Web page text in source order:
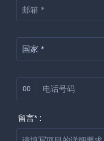
00
留言* :